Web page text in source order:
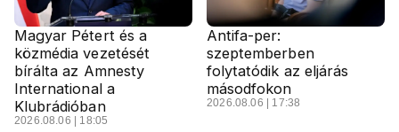
Magyar Pétert és a
közmédia vezetését
bírálta az Amnesty
International a
Klubrádióban
2026.08.06 | 18:05
Antifa-per:
szeptemberben
folytatódik az eljárás
másodfokon
2026.08.06 | 17:38